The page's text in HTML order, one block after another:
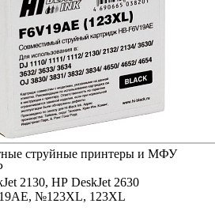
струйные принтеры и МФУ
2130, HP DeskJet 2630
№123XL, 123XL